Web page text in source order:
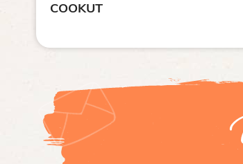
COOKUT